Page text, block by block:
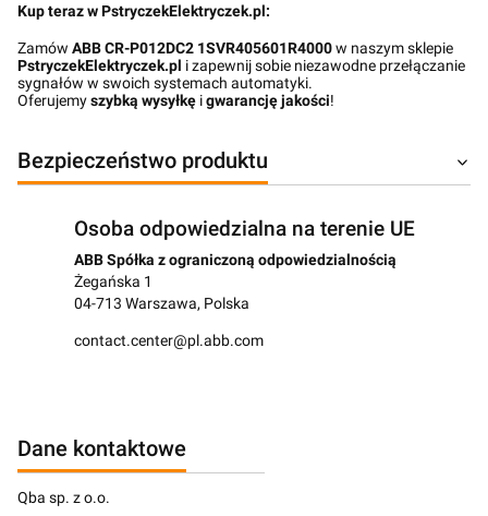
Kup teraz w PstryczekElektryczek.pl:
Zamów ABB CR-P012DC2 1SVR405601R4000w naszym sklepie
PstryczekElektryczek.pl i zapewnij sobie niezawodne przełączanie
sygnałów w swoich systemach automatyki.
Oferujemyszybką wysyłkę igwarancję jakości!
Bezpieczeństwo produktu
Osoba odpowiedzialna na terenie UE
ABB Spółka z ograniczoną odpowiedzialnością
Żegańska 1
04-713 Warszawa, Polska
contact.center@pl.abb.com
Dane kontaktowe
Qba sp. z o.o.